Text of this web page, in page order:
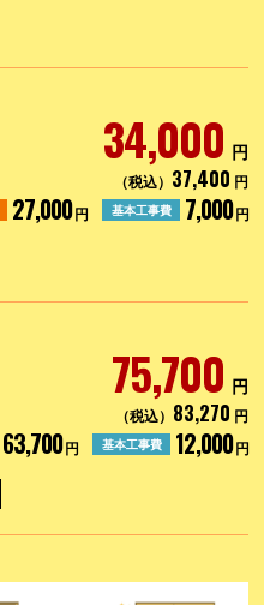
34,000 円
（税込） 37,400 円
27,000円 基本工事費 7,000円
75,700 円
（税込） 83,270 円
63,700円 基本工事費 12,000円